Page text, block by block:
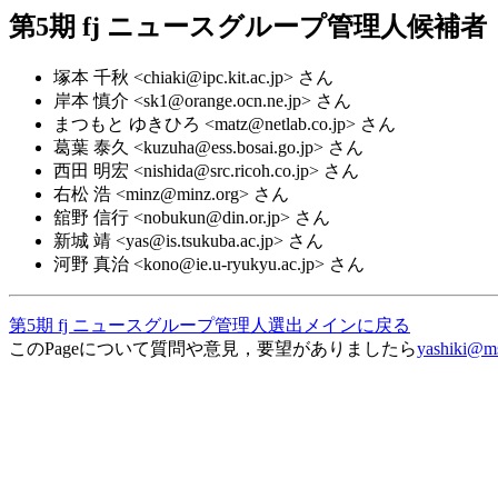
第5期 fj ニュースグループ管理人候補者
塚本 千秋 <chiaki@ipc.kit.ac.jp> さん
岸本 慎介 <sk1@orange.ocn.ne.jp> さん
まつもと ゆきひろ <matz@netlab.co.jp> さん
葛葉 泰久 <kuzuha@ess.bosai.go.jp> さん
西田 明宏 <nishida@src.ricoh.co.jp> さん
右松 浩 <minz@minz.org> さん
舘野 信行 <nobukun@din.or.jp> さん
新城 靖 <yas@is.tsukuba.ac.jp> さん
河野 真治 <kono@ie.u-ryukyu.ac.jp> さん
第5期 fj ニュースグループ管理人選出メインに戻る
このPageについて質問や意見，要望がありましたら